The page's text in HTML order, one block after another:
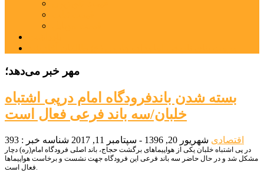
مهر خبر می‌دهد؛
بسته شدن باندفرودگاه امام درپی اشتباه
خلبان/سه باند فرعی فعال است
اقتصادی شهریور 20, 1396 - سپتامبر 11, 2017 شناسه خبر : 393
در پی اشتباه خلبان یکی از هواپیماهای برگشت حجاج، باند اصلی فرودگاه امام(ره) دچار
مشکل شد و در حال حاضر سه باند فرعی این فرودگاه جهت نشست و برخاست هواپیماها
فعال است.